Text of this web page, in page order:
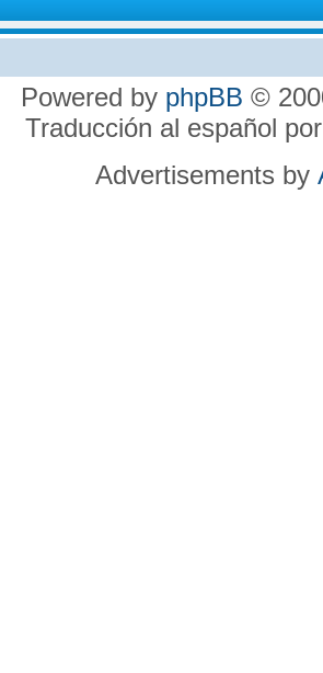
Powered by phpBB ©
Traducción al español
Advertisements by